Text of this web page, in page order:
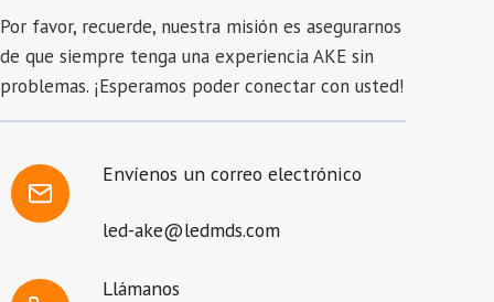
Por favor, recuerde, nuestra misión es asegurarnos
de que siempre tenga una experiencia AKE sin
problemas. ¡Esperamos poder conectar con usted!
Envíenos un correo electrónico
led-ake@ledmds.com
Llámanos